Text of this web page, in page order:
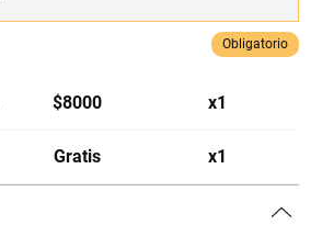
Obligatorio
$8000 x1
Gratis x1